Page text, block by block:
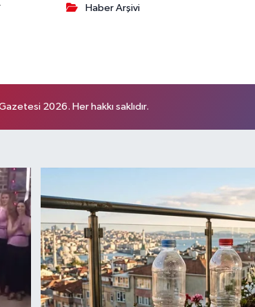
Haber Arşivi
2026. Her hakkı saklıdır.